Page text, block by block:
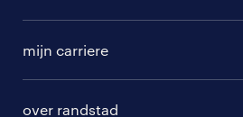
randstad professional
randstad digital
hr-diensten
mijn carriere
over randstad